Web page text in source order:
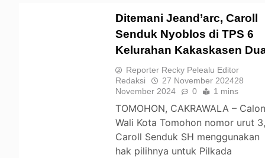
Ditemani Jeand’arc, Caroll
Senduk Nyoblos di TPS 6
Kelurahan Kakaskasen
Reporter Recky Pelealu Editor
Redaksi
27 November 202428
November 2024
0 1 mins
TOMOHON, CAKRAWALA –
Wali Kota Tomohon nomor urut
Caroll Senduk SH menggunakan
hak pilihnya untuk Pilkada